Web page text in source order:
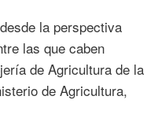
la perspectiva
las que caben
de Agricultura de la
de Agricultura,